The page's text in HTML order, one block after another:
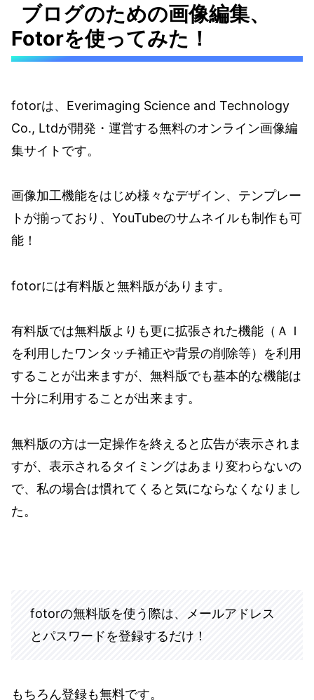
ブログのための画像編集、
Fotorを使ってみた！
fotorは、Everimaging Science and Technology
Co., Ltdが開発・運営する無料のオンライン画像編
集サイトです。
画像加工機能をはじめ様々なデザイン、テンプレー
トが揃っており、YouTubeのサムネイルも制作も可
能！
fotorには有料版と無料版があります。
有料版では無料版よりも更に拡張された機能（ＡＩ
を利用したワンタッチ補正や背景の削除等）を利用
することが出来ますが、無料版でも基本的な機能は
十分に利用することが出来ます。
無料版の方は一定操作を終えると広告が表示されま
すが、表示されるタイミングはあまり変わらないの
で、私の場合は慣れてくると気にならなくなりまし
た。
fotorの無料版を使う際は、メールアドレス
とパスワードを登録するだけ！
もちろん登録も無料です。